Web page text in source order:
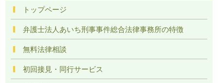
トップページ
弁護士法人あいち刑事事件総合法律事務所の特徴
無料法律相談
初回接見・同行サービス